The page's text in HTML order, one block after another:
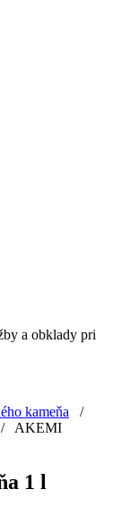
a obklady pri
kameňa /
AKEMI
1 l